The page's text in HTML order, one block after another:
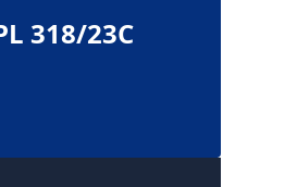
318/23C